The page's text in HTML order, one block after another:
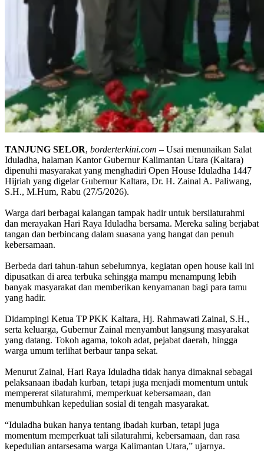
TANJUNG SELOR, borderterkini.com – Usai menunaikan Salat
Iduladha, halaman Kantor Gubernur Kalimantan Utara (Kaltara)
dipenuhi masyarakat yang menghadiri Open House Iduladha 1447
Hijriah yang digelar Gubernur Kaltara, Dr. H. Zainal A. Paliwang,
S.H., M.Hum, Rabu (27/5/2026).
Warga dari berbagai kalangan tampak hadir untuk bersilaturahmi
dan merayakan Hari Raya Iduladha bersama. Mereka saling berjabat
tangan dan berbincang dalam suasana yang hangat dan penuh
kebersamaan.
Berbeda dari tahun-tahun sebelumnya, kegiatan open house kali ini
dipusatkan di area terbuka sehingga mampu menampung lebih
banyak masyarakat dan memberikan kenyamanan bagi para tamu
yang hadir.
Didampingi Ketua TP PKK Kaltara, Hj. Rahmawati Zainal, S.H.,
serta keluarga, Gubernur Zainal menyambut langsung masyarakat
yang datang. Tokoh agama, tokoh adat, pejabat daerah, hingga
warga umum terlihat berbaur tanpa sekat.
Menurut Zainal, Hari Raya Iduladha tidak hanya dimaknai sebagai
pelaksanaan ibadah kurban, tetapi juga menjadi momentum untuk
mempererat silaturahmi, memperkuat kebersamaan, dan
menumbuhkan kepedulian sosial di tengah masyarakat.
“Iduladha bukan hanya tentang ibadah kurban, tetapi juga
momentum memperkuat tali silaturahmi, kebersamaan, dan rasa
kepedulian antarsesama warga Kalimantan Utara,” ujarnya.